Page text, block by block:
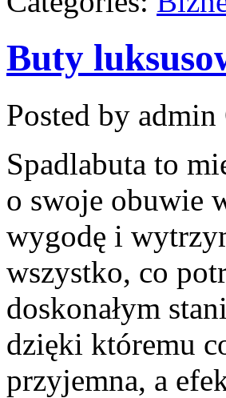
Buty
Posted by admin
Spadlabuta to
o swoje obuwie
wygodę i
wszystko, co
doskonałym
dzięki któremu
przyjemna, a